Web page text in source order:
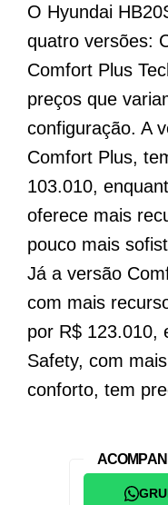
O Hyundai
quatro versões:
Comfort Plus
preços que
configuração. A
Comfort Plus,
103.010,
oferece mais
pouco mais
Já a versão
com mais
por R$ 123.010,
Safety, com
conforto, tem